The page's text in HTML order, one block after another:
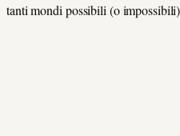
tanti mondi possibili (o